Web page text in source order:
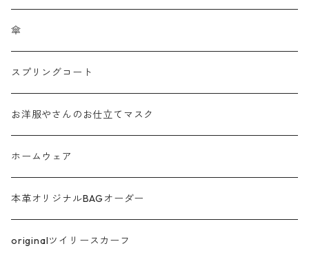
チュール
フリンジ フェザー
シャギー
ラメ
サテン
綿ローン
傘
スプリングコート
お洋服やさんのお仕立てマスク
ホームウェア
本革オリジナルBAGオーダー
originalツイリースカーフ